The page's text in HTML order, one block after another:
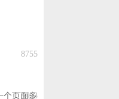
8755
个页面多
8453